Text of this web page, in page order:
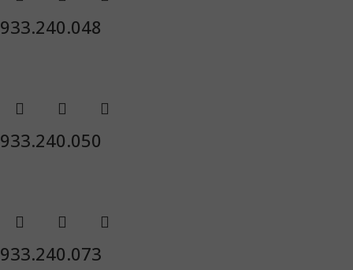
933.240.048
933.240.050
933.240.073